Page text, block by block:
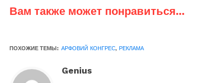
Вам также может понравиться...
ПОХОЖИЕ ТЕМЫ: АРФОВИЙ КОНГРЕС, РЕКЛАМА
Genius